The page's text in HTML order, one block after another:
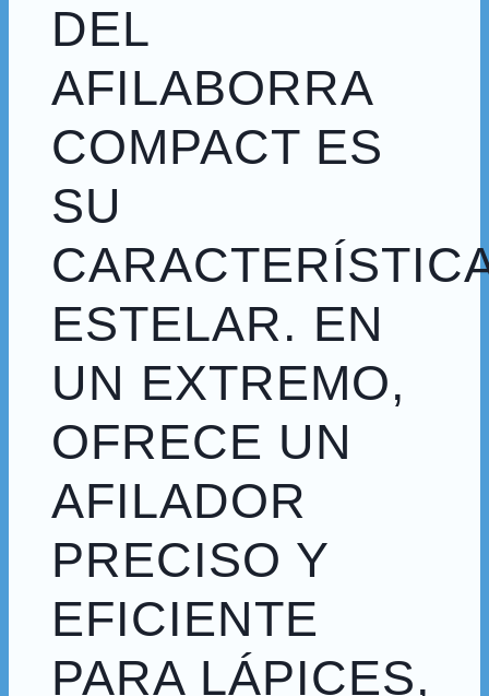
DEL
AFILABORRA
COMPACT ES
SU
ESTELAR. EN
UN EXTREMO,
OFRECE UN
AFILADOR
PRECISO Y
EFICIENTE
PARA LÁPICES,